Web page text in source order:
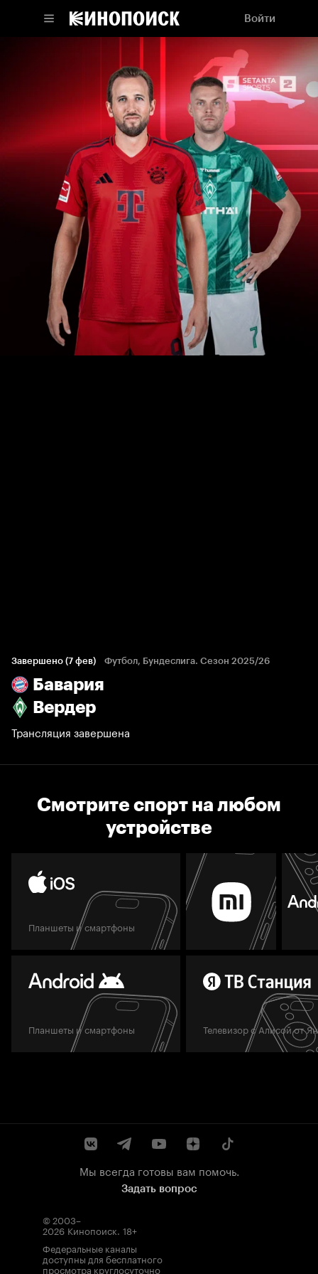
Войти
Завершено (7 фев) Футбол, Бундеслига. Сезон 2025/26
Бавария
Вердер
Трансляция завершена
Смотрите спорт на любом
устройстве
Планшеты и смартфоны
Планшеты и смартфоны Телевизор с Алисой от
Мы всегда готовы вам помочь.
Задать вопрос
© 2003–
2026 Кинопоиск. 18+
Федеральные каналы
доступны для бесплатного
просмотра круглосуточно